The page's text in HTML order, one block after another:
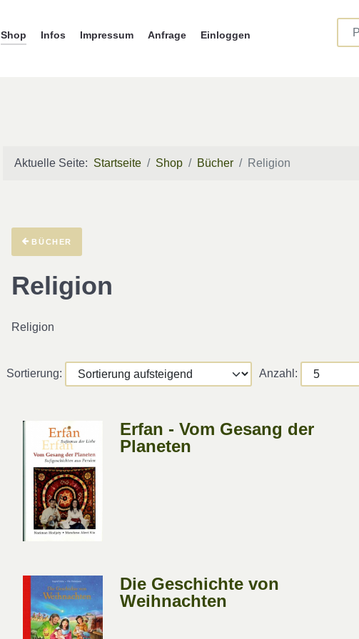
Shop Infos Impressum Anfrage Einloggen
Aktuelle Seite: Startseite Shop Bücher Religion
BÜCHER
Religion
Religion
Sortierung: Anzahl:
Erfan - Vom Gesang der
Planeten
Die Geschichte von
Weihnachten